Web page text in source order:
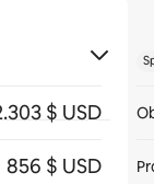
$ USD
856 $ USD